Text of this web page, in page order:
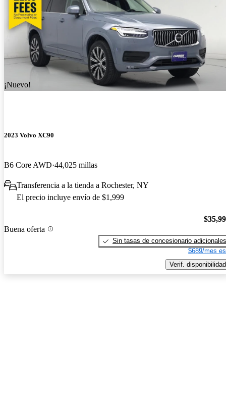
¡Nuevo!
2023 Volvo XC90
B6 Core AWD 44,025 millas
Transferencia a la tienda a Rochester, NY
El precio incluye envío de $1,999
Buena oferta
Sin tasas de concesionario adicionales
$689/mes
Verif. disponibilidad